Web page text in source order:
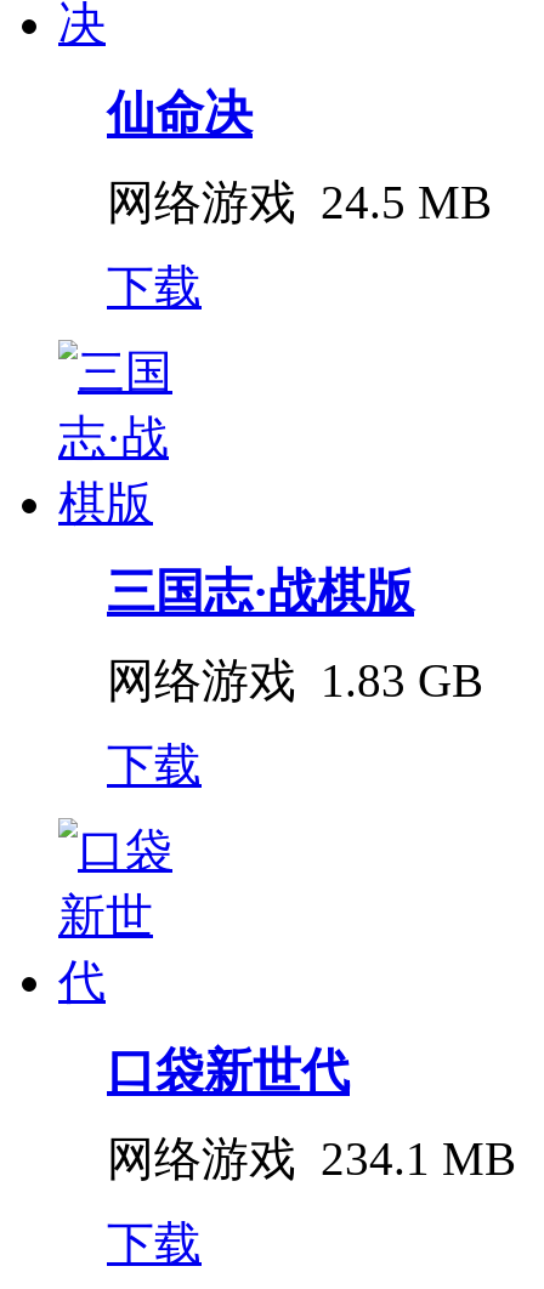
仙命决
网络游戏 24.5 MB
下载
三国志·战棋版
网络游戏 1.83 GB
下载
口袋新世代
网络游戏 234.1 MB
下载